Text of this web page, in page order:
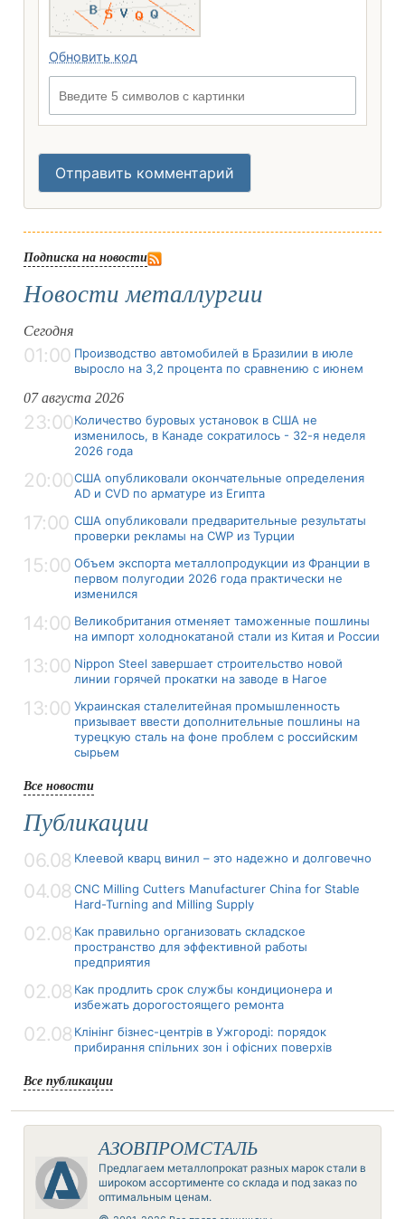
Обновить код
Отправить комментарий
Подписка на новости
Новости металлургии
Сегодня
01:00 Производство автомобилей в Бразилии в июле
выросло на 3,2 процента по сравнению с июнем
07 августа 2026
23:00Количество буровых установок в США не
изменилось, в Канаде сократилось - 32-я неделя
2026 года
20:00США опубликовали окончательные определения
AD и CVD по арматуре из Египта
17:00 США опубликовали предварительные результаты
проверки рекламы на CWP из Турции
15:00 Объем экспорта металлопродукции из Франции в
первом полугодии 2026 года практически не
изменился
14:00 Великобритания отменяет таможенные пошлины
на импорт холоднокатаной стали из Китая и России
13:00 Nippon Steel завершает строительство новой
линии горячей прокатки на заводе в Нагое
13:00 Украинская сталелитейная промышленность
призывает ввести дополнительные пошлины на
турецкую сталь на фоне проблем с российским
сырьем
Все новости
Публикации
06.08 Клеевой кварц винил – это надежно и долговечно
04.08 CNC Milling Cutters Manufacturer China for Stable
Hard-Turning and Milling Supply
02.08 Как правильно организовать складское
пространство для эффективной работы
предприятия
02.08 Как продлить срок службы кондиционера и
избежать дорогостоящего ремонта
02.08 Клінінг бізнес-центрів в Ужгороді: порядок
прибирання спільних зон і офісних поверхів
Все публикации
АЗОВПРОМСТАЛЬ
Предлагаем металлопрокат разных марок стали в
широком ассортименте со склада и под заказ по
оптимальным ценам.